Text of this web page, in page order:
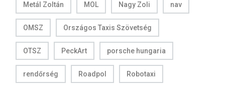
Metál Zoltán MOL Nagy Zoli nav
OMSZ Országos Taxis Szövetség
OTSZ PeckArt porsche hungaria
rendőrség Roadpol Robotaxi